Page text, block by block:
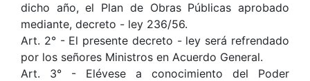
dicho año, el Plan de Obras Públicas aprobado
mediante, decreto - ley 236/56.
Art. 2° - El presente decreto - ley será refrendado
por los señores Ministros en Acuerdo General.
Art. 3° - Elévese a conocimiento del Poder